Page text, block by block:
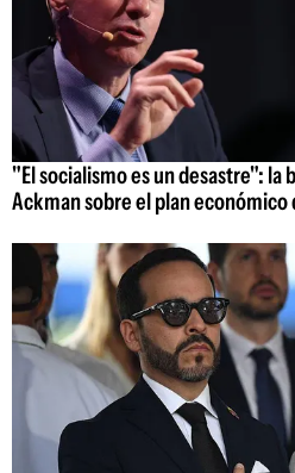
"El socialismo es un desastre": la
Ackman sobre el plan económico